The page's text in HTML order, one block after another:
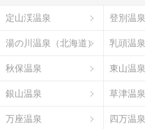
定山渓温泉 登別温泉
湯の川温泉（北海道） 乳頭温泉
秋保温泉 東山温泉
銀山温泉 草津温泉
万座温泉 四万温泉